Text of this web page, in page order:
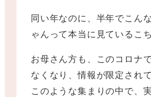
同い年なのに、半年でこん
ゃんって本当に見ているこ
お母さん方も、このコロナ
なくなり、情報が限定されて
このような集まりの中で、